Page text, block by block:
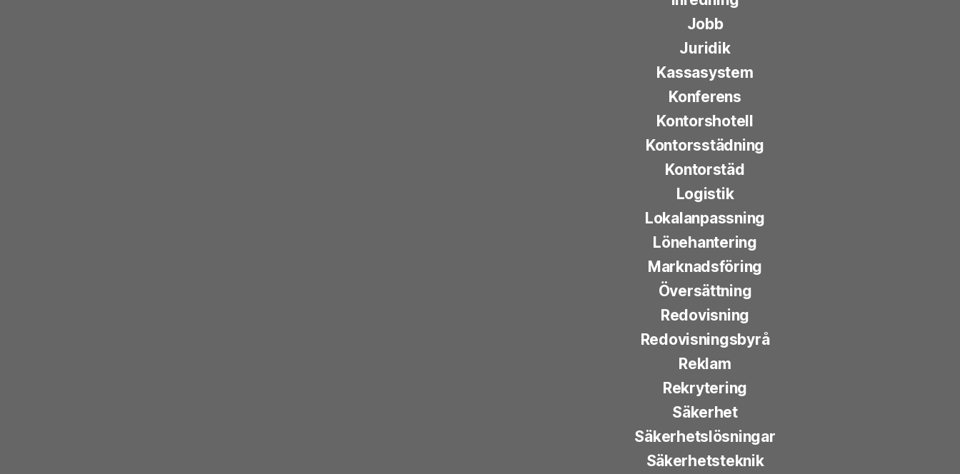
Jobb
Juridik
Kassasystem
Konferens
Kontorshotell
Kontorsstädning
Kontorstäd
Logistik
Lokalanpassning
Lönehantering
Marknadsföring
Översättning
Redovisning
Redovisningsbyrå
Reklam
Rekrytering
Säkerhet
Säkerhetslösningar
Säkerhetsteknik